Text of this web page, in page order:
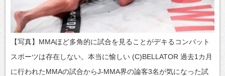
【写真】MMAほど多角的に試合を見ることがデキるコンバット
スポーツは存在しない。本当に愉しい (C)BELLATOR 過去1カ月
に行われたMMAの試合からJ-MMA界の論客3名が気になった試